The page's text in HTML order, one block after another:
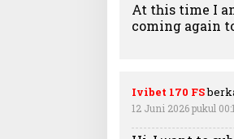
At tһis time I
coming again
Ivibet 170 FS
12 Juni 2026 pukul